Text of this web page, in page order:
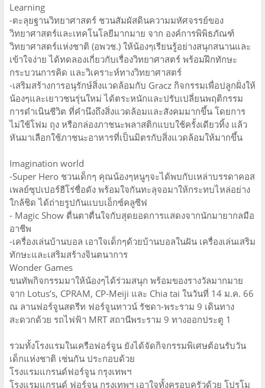
Learning
-ตะลุยฐานวิทยาศาสตร์ ชวนสัมผัสดินความมหัศจรรย์ของ
วิทยาศาสตร์และเทคโนโลยีมากมาย จาก องค์การพิพิธภัณฑ์
วิทยาศาสตร์แห่งชาติ (อพวช.) ให้น้องๆเรียนรู้อย่างสนุกสนานและ
เข้าใจง่าย ได้ทดลองเกี่ยวกับเรื่องวิทยาศาสตร์ พร้อมฝึกทักษะ
กระบวนการคิด และวิเคราะห์ทางวิทยาศาสตร์
-เสริมสร้างการอนุรักษ์สิ่งแวดล้อมกับ Gracz กิจกรรมเพื่อปลูกฝั่งให้
น้องๆและเยาวชนรุ่นใหม่ ได้ตระหนักและปรับเปลี่ยนพฤติกรรม
การดำเนินชีวิต ที่คำนึงถึงสิ่งแวดล้อมและสังคมมากขึ้น โดยการ
ไม่ใช้โฟม ถุง หรือกล่องภาชนะพลาสติกแบบใช้ครั้งเดียวทิ้ง แล้ว
หันมาเลือกใช้ภาชนะอาหารที่เป็นมิตรกับสิ่งแวดล้อมให้มากขึ้น
Imagination world
-Super Hero ชวนเด็กๆ คุณน้องๆหนูๆจะได้พบกับเหล่าบรรดาคอส
เพลย์ซุปเปอร์ฮีโร่ชื่อดัง พร้อมใจกันทะลุจอมาให้กระทบไหล่อย่าง
ใกล้ชิด ได้ถ่ายรูปกันแบบเอ็กซ์คลูซีฟ
- Magic Show ตื่นตาตื่นใจกับสุดยอดการแสดงจากนักมายากลมือ
อาชีพ
-เครื่องเล่นบ้านบอล เอาใจเด็กๆด้วยบ้านบอลในฝัน เครื่องเล่นเสริม
ทักษะและเสริมสร้างจินตนาการ
Wonder Games
ขนทัพกิจกรรมมาให้น้องๆได้ร่วมสนุก พร้อมของรางวัลมากมาย
จาก Lotus’s, CPRAM, CP-Meiji และ Chia tai ในวันที่ 14 ม.ค. 66
ณ ลานฟอร์จูนสตรีท ฟอร์จูนทาวน์ รัชดา-พระราม 9 เดินทาง
สะดวกด้วย รถไฟฟ้า MRT สถานีพระราม 9 ทางออกประตู 1
รวมทั้งโรงแรมในเครือฟอร์จูน ยังได้จัดกิจกรรมพิเศษต้อนรับวัน
เด็กแห่งชาติ เช่นกัน ประกอบด้วย
โรงแรมแกรนด์ฟอร์จูน กรุงเทพฯ
โรงแรมแกรนด์ ฟอร์จูน กรุงเทพฯ เอาใจทั้งครอบครัวด้วย โปรโม